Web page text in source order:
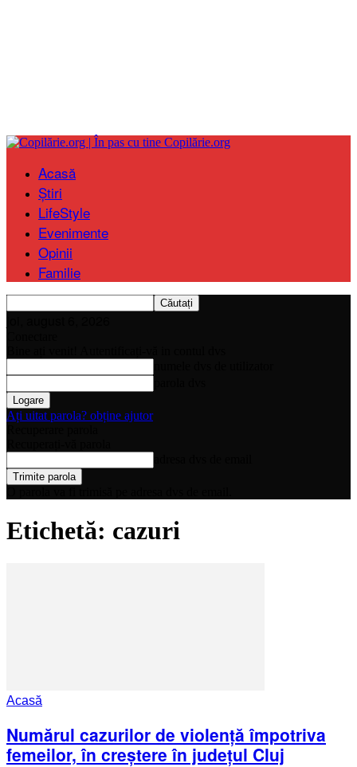
Copilărie.org
Acasă
Știri
LifeStyle
Evenimente
Opinii
Familie
Ați uitat parola? obține ajutor
Etichetă: cazuri
Acasă
Numărul cazurilor de violență împotriva
femeilor, în creștere în județul Cluj